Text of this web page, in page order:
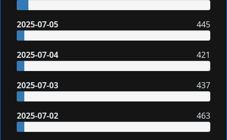
2025-07-05 445
2025-07-04 421
2025-07-03 437
2025-07-02 463